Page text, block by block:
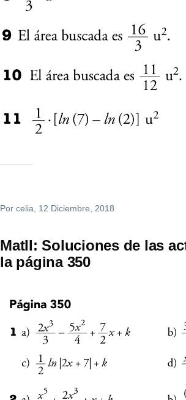
Por celia , 12 Diciembre, 2018
MatII: Soluciones de las
la página 350